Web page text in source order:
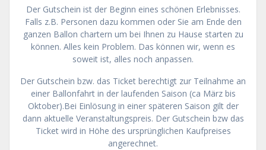
Der Gutschein ist der Beginn eines schönen Erlebnisses.
Falls z.B. Personen dazu kommen oder Sie am Ende den
ganzen Ballon chartern um bei Ihnen zu Hause starten zu
können. Alles kein Problem. Das können wir, wenn es
soweit ist, alles noch anpassen.
Der Gutschein bzw. das Ticket berechtigt zur Teilnahme an
einer Ballonfahrt in der laufenden Saison (ca März bis
Oktober).Bei Einlösung in einer späteren Saison gilt der
dann aktuelle Veranstaltungspreis. Der Gutschein bzw das
Ticket wird in Höhe des ursprünglichen Kaufpreises
angerechnet.